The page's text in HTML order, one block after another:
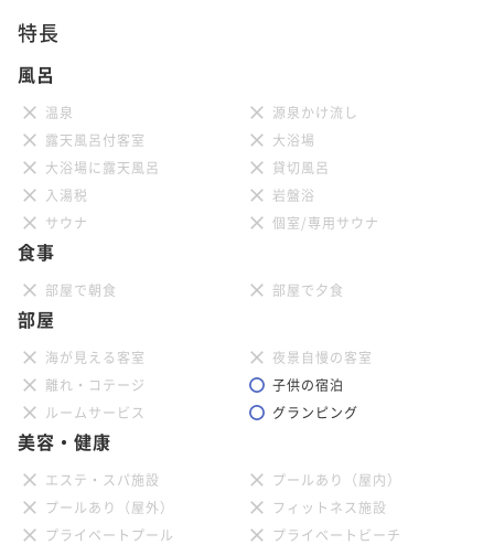
特長
風呂
温泉
源泉かけ流し
露天風呂付客室
大浴場
大浴場に露天風呂
貸切風呂
入湯税
岩盤浴
サウナ
個室/専用サウナ
食事
部屋で朝食 部屋で夕食
部屋
海が見える客室
夜景自慢の客室
離れ・コテージ
子供の宿泊
ルームサービス
グランピング
美容・健康
エステ・スパ施設
プールあり（屋内）
プールあり（屋外）
フィットネス施設
プライベートプール
プライベートビーチ